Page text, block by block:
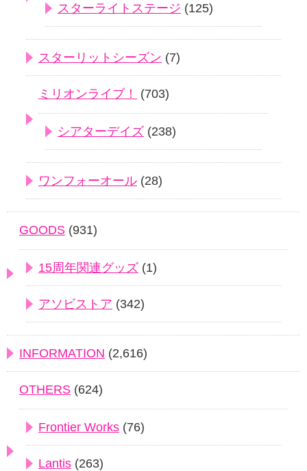
スターライトステージ (125)
スターリットシーズン (7)
ミリオンライブ！ (703)
シアターデイズ (238)
ワンフォーオール (28)
GOODS (931)
15周年関連グッズ (1)
アソビストア (342)
INFORMATION (2,616)
OTHERS (624)
Frontier Works (76)
Lantis (263)